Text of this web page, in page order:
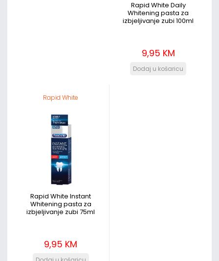
Rapid White Daily
Whitening pasta za
izbjeljivanje zubi 100ml
9,95 KM
Rapid White
Rapid White Instant
Whitening pasta za
izbjeljivanje zubi 75ml
9,95 KM